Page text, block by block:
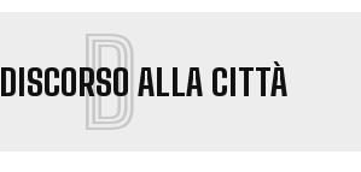
DISCORSO ALLA CITTÀ
D